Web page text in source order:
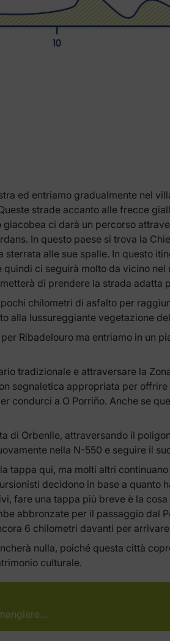
ed entriamo gradualmente nel
strade accanto alle frecce
ci darà un percorso
In questo paese si trova la
alle sue spalle. In questo
ci seguirà molto da vicino
di prendere la strada adatta
chilometri di asfalto per
alla lussureggiante vegetazione
Ribadelouro ma entriamo in un
tradizionale e attraversare la
segnaletica appropriata per
condurci a O Porriño. Anche se
di Orbenlle, attraversando il
nella N-550 e seguire il
tappa qui, ma molti altri
decidono in base a quanto
fare una tappa più breve è la
abbronzate per il passaggio dal
6 chilometri davanti per
nulla, poiché questa città
culturale.